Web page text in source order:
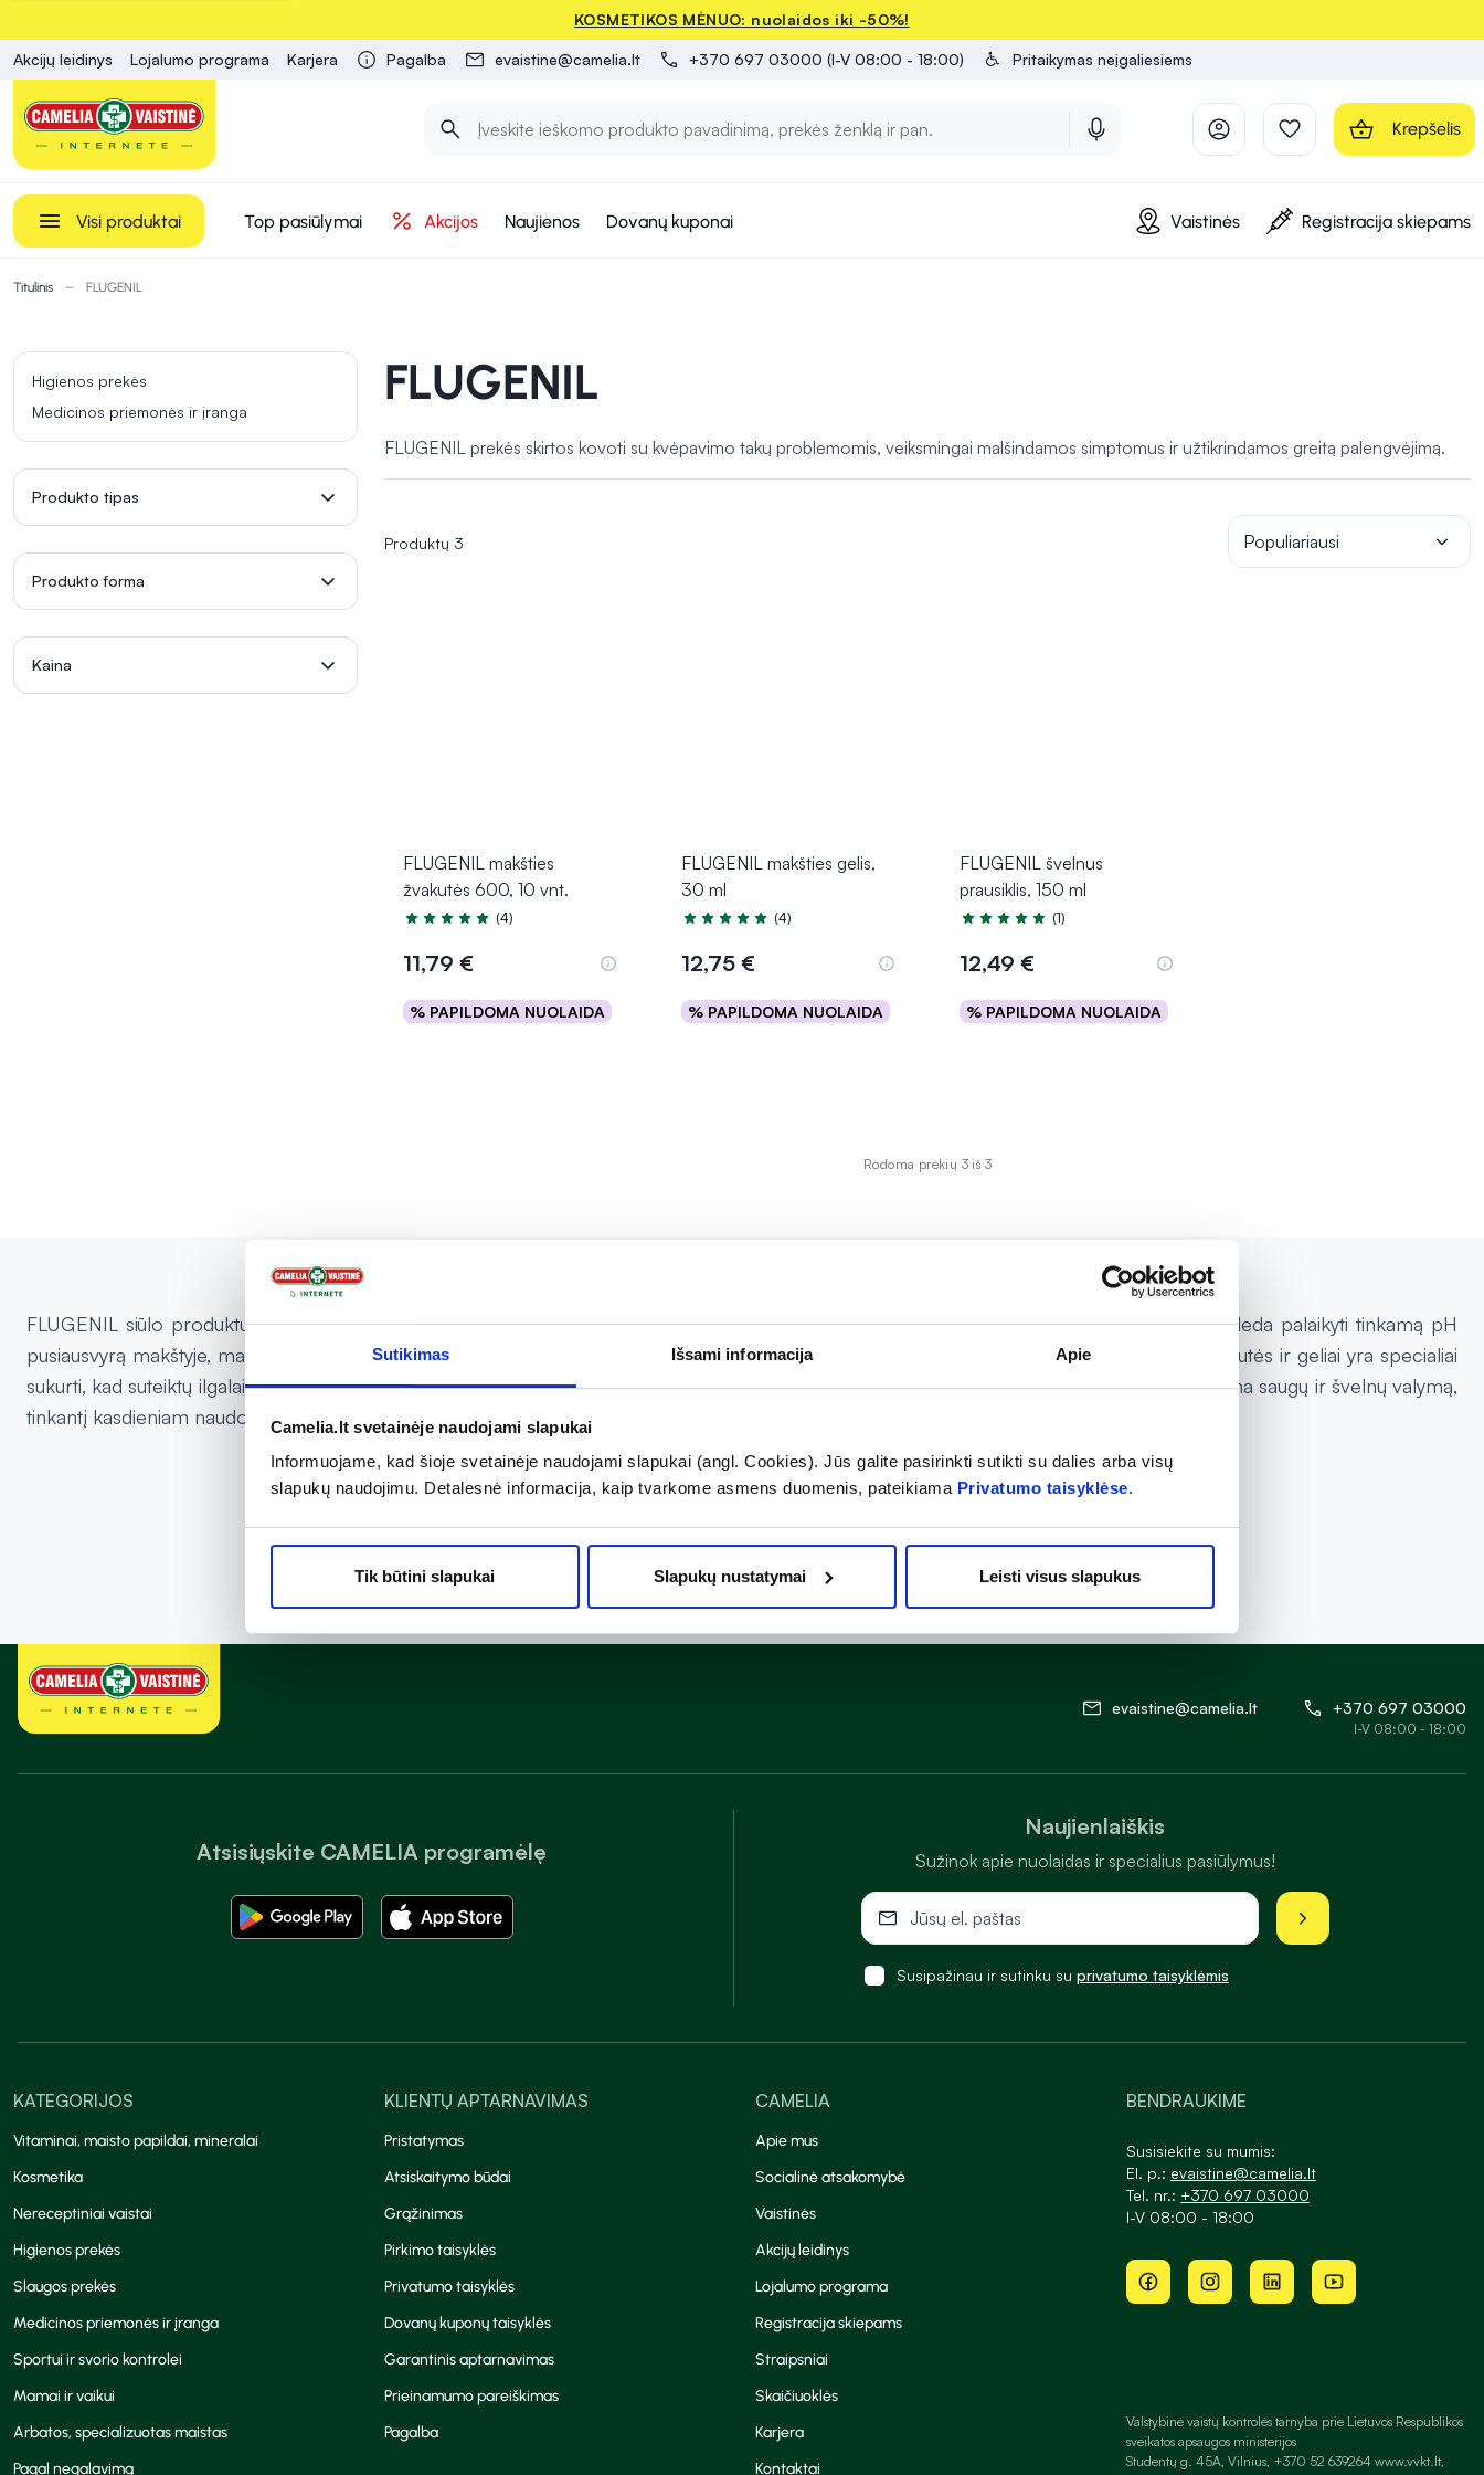
Sutikimas Išsami informacija Apie
Camelia.lt svetainėje naudojami slapukai
Informuojame, kad šioje svetainėje naudojami slapukai (angl. Cookies). Jūs galite pasirinkti sutikti su dalies arba visų
slapukų naudojimu. Detalesnė informacija, kaip tvarkome asmens duomenis, pateikiama Privatumo taisyklėse.
Tik būtini slapukai Slapukų nustatymai Leisti visus slapukus
KOSMETIKOS MĖNUO: nuolaidos iki -50%!
Akcijų leidinys Lojalumo programa Karjera Pagalba evaistine@camelia.lt +370 697 03000 (I-V 08:00 - 18:00) Pritaikymas neįgaliesiems
Krepšelis
Visi produktai Top pasiūlymai Akcijos Naujienos Dovanų kuponai Vaistinės Registracija skiepams
Titulinis FLUGENIL
Higienos prekės
Medicinos priemonės ir įranga
Produkto tipas
Produkto forma
Kaina
FLUGENIL
FLUGENIL prekės skirtos kovoti su kvėpavimo takų problemomis, veiksmingai malšindamos simptomus ir užtikrindamos greitą palengvėjimą.
Produktų 3 Populiariausi
FLUGENIL makšties
žvakutės 600, 10 vnt.
Įvertinimas 5.0 iš 5
(4)
11,79 €
% PAPILDOMA NUOLAIDA
Į krepšelį
FLUGENIL makšties gelis,
30 ml
Įvertinimas 5.0 iš 5
(4)
12,75 €
% PAPILDOMA NUOLAIDA
Į krepšelį
FLUGENIL švelnus
prausiklis, 150 ml
Įvertinimas 5.0 iš 5
(1)
12,49 €
% PAPILDOMA NUOLAIDA
Į krepšelį
Rodoma prekių 3 iš 3
FLUGENIL siūlo produktus, skirtus intymiai higienai ir makšties būklei, įskaitant makšties žvakutes, gelį ir švelnų prausiklį. Šie produktai padeda palaikyti tinkamą pH
pusiausvyrą makštyje, mažinti dirginimą, sausumą ir uždegimą, taip pat prisideda prie kasdienės intymios higienos. FLUGENIL makšties žvakutės ir geliai yra specialiai
sukurti, kad suteiktų ilgalaikį komfortą ir palengvintų simptomus, susijusius su makšties diskomfortu ar infekcijomis, o švelnus prausiklis užtikrina saugų ir švelnų valymą,
tinkantį kasdieniam naudojimui.
Atsisiųskite CAMELIA programėlę
Naujienlaiškis
Sužinok apie nuolaidas ir specialius pasiūlymus!
Susipažinau ir sutinku su privatumo taisyklėmis
evaistine@camelia.lt +370 697 03000
I-V 08:00 - 18:00
KATEGORIJOS
Vitaminai, maisto papildai, mineralai
Kosmetika
Nereceptiniai vaistai
Higienos prekės
Slaugos prekės
Medicinos priemonės ir įranga
Sportui ir svorio kontrolei
Mamai ir vaikui
Arbatos, specializuotas maistas
Pagal negalavimą
KLIENTŲ APTARNAVIMAS
Pristatymas
Atsiskaitymo būdai
Grąžinimas
Pirkimo taisyklės
Privatumo taisyklės
Dovanų kuponų taisyklės
Garantinis aptarnavimas
Prieinamumo pareiškimas
Pagalba
CAMELIA
Apie mus
Socialinė atsakomybė
Vaistinės
Akcijų leidinys
Lojalumo programa
Registracija skiepams
Straipsniai
Skaičiuoklės
Karjera
Kontaktai
BENDRAUKIME
Susisiekite su mumis:
El. p.: evaistine@camelia.lt
Tel. nr.: +370 697 03000
I-V 08:00 - 18:00
Valstybinė vaistų kontrolės tarnyba prie Lietuvos Respublikos
sveikatos apsaugos ministerijos
Studentų g. 45A, Vilnius, +370 52 639264 www.vvkt.lt,